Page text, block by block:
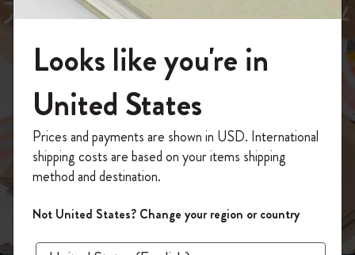
Sunglasses（リフレー
ム サングラス）
スライド表示2
スライド表示3
スライド表示4
モレスキンの世界へようこそ
「WELCOME10」を入力すると、初回注
文が10%オフ＋送料無料になります。セ
ール・アウトレット品は適用外。
Moleskineアカウントを作成して限定オフ
ァーや会員特典、さらに多くのインスピ
レーションを手に入れましょう。
Looks like you're in
United States
Prices and payments are shown in USD. International
shipping costs are based on your items shipping
method and destination.
Not United States? Change your region or country